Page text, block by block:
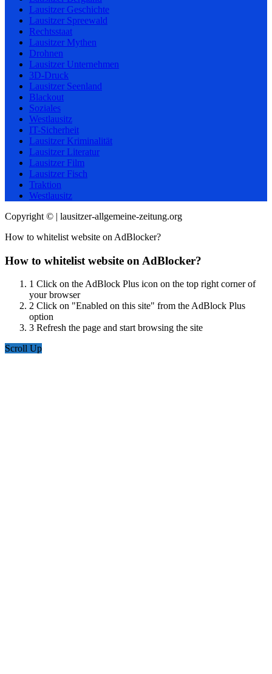
Lausitzer Geschichte
Lausitzer Spreewald
Rechtsstaat
Lausitzer Mythen
Drohnen
Lausitzer Unternehmen
3D-Druck
Lausitzer Seenland
Blackout
Soziales
Westlausitz
IT-Sicherheit
Lausitzer Kriminalität
Lausitzer Literatur
Lausitzer Film
Lausitzer Fisch
Traktion
Westlausitz
Copyright © | lausitzer-allgemeine-zeitung.org
How to whitelist website on AdBlocker?
How to whitelist website on AdBlocker?
1 Click on the AdBlock Plus icon on the top right corner of
your browser
2 Click on "Enabled on this site" from the AdBlock Plus
option
3 Refresh the page and start browsing the site
Scroll Up